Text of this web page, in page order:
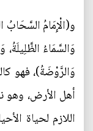
و(الْإِمَامُ السَّحَابُ
وَالسَّمَاءُ
وَالرَّوْضَةُ)، فهو
أهل الأرض، وهو
اللازم لحياة